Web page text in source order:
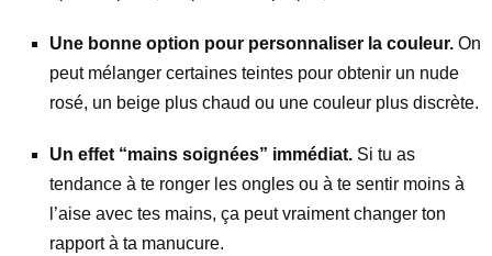
Une bonne option pour personnaliser la couleur. On
peut mélanger certaines teintes pour obtenir un nude
rosé, un beige plus chaud ou une couleur plus discrète.
Un effet “mains soignées” immédiat. Si tu as
tendance à te ronger les ongles ou à te sentir moins à
l’aise avec tes mains, ça peut vraiment changer ton
rapport à ta manucure.